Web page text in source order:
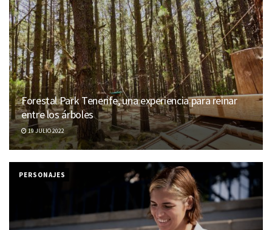
Forestal Park Tenerife, una experiencia para reinar
entre los árboles
19 JULIO 2022
PERSONAJES